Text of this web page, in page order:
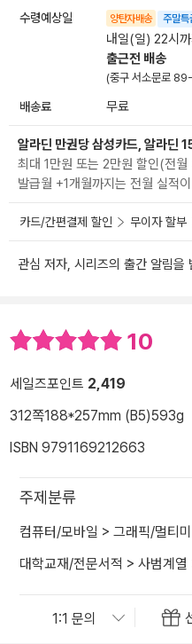
수령예상일 양탄자배송 주말특
내일(일) 22시
출근전 배송
(중구 서소문로
배송료 무료
알라딘 만권당 삼성카드, 알라딘
최대 1만원 또는 2만원 할인(전
발급월 +1개월까지는 전월 실적
카드/간편결제 할인 무이자 할부
관심 저자, 시리즈의 출간 알림을
10
세일즈포인트 2,419
312쪽188*257mm (B5)593g
ISBN 9791169212663
주제분류
컴퓨터/모바일 > 그래픽/멀티
대학교재/전문서적 > 사범계열